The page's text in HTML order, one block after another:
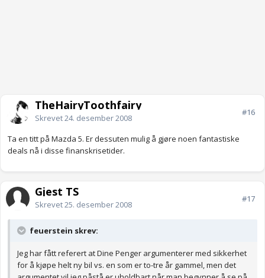
TheHairyToothfairy
Skrevet24. desember 2008
#16
Ta en titt på Mazda 5. Er dessuten mulig å gjøre noen fantastiske
deals nå i disse finanskrisetider.
Gjest TS
Skrevet25. desember 2008
#17
feuerstein skrev:
Jeg har fått referert at Dine Penger argumenterer med sikkerhet
for å kjøpe helt ny bil vs. en som er to-tre år gammel, men det